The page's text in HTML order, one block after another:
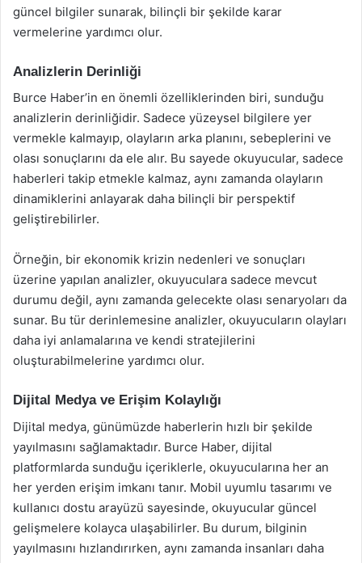
güncel bilgiler sunarak, bilinçli bir şekilde karar
vermelerine yardımcı olur.
Analizlerin Derinliği
Burce Haber’in en önemli özelliklerinden biri, sunduğu
analizlerin derinliğidir. Sadece yüzeysel bilgilere yer
vermekle kalmayıp, olayların arka planını, sebeplerini ve
olası sonuçlarını da ele alır. Bu sayede okuyucular, sadece
haberleri takip etmekle kalmaz, aynı zamanda olayların
dinamiklerini anlayarak daha bilinçli bir perspektif
geliştirebilirler.
Örneğin, bir ekonomik krizin nedenleri ve sonuçları
üzerine yapılan analizler, okuyuculara sadece mevcut
durumu değil, aynı zamanda gelecekte olası senaryoları da
sunar. Bu tür derinlemesine analizler, okuyucuların olayları
daha iyi anlamalarına ve kendi stratejilerini
oluşturabilmelerine yardımcı olur.
Dijital Medya ve Erişim Kolaylığı
Dijital medya, günümüzde haberlerin hızlı bir şekilde
yayılmasını sağlamaktadır. Burce Haber, dijital
platformlarda sunduğu içeriklerle, okuyucularına her an
her yerden erişim imkanı tanır. Mobil uyumlu tasarımı ve
kullanıcı dostu arayüzü sayesinde, okuyucular güncel
gelişmelere kolayca ulaşabilirler. Bu durum, bilginin
yayılmasını hızlandırırken, aynı zamanda insanları daha